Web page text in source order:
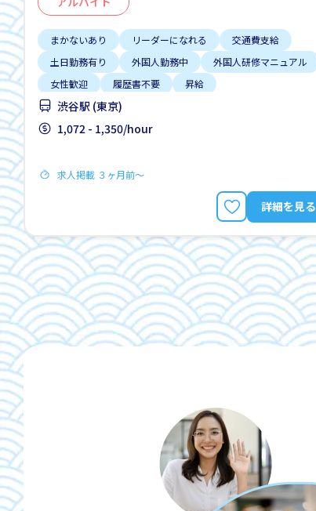
まかないあり リーダーになれる
交通費支給
土日勤務有り
外国人勤務中
外国人研修マニュアル
女性歓迎
履歴書不要 昇給
渋谷駅 (東京)
1,072 - 1,350/hour
求人掲載 ３ヶ月前〜
詳細を見る